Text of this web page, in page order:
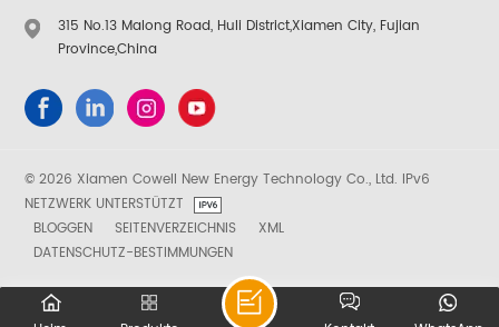
315 No.13 Malong Road, Huli District,Xiamen City, Fujian
Province,China
© 2026 Xiamen Cowell New Energy Technology Co., Ltd. IPv6
NETZWERK UNTERSTÜTZT
BLOGGEN
SEITENVERZEICHNIS
XML
DATENSCHUTZ-BESTIMMUNGEN